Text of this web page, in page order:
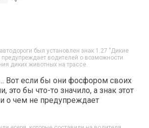
был установлен знак 1.27 "Дикие
водителей о возможности
диких животных на трассе.
Вот если бы они фосфором своих
это бы что-то значило, а знак этот
о чем не предупреждает